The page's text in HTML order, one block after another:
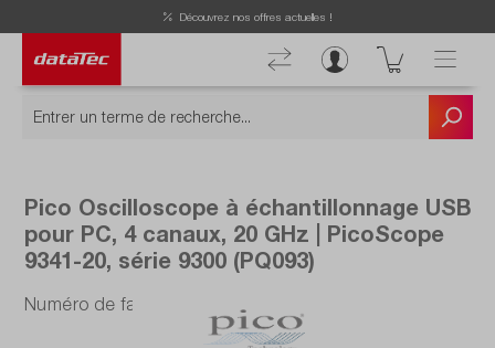
Découvrez nos offres actuelles !
Pico Oscilloscope à échantillonnage USB
pour PC, 4 canaux, 20 GHz | PicoScope
9341-20, série 9300 (PQ093)
Numéro de fabrication : PQ093